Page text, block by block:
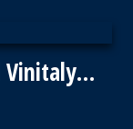
Vinitaly